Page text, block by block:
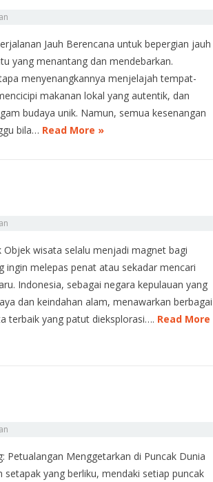
Jauh Berencana untuk bepergian jauh
yang menantang dan mendebarkan.
menyenangkannya menjelajah tempat-
makanan lokal yang autentik, dan
budaya unik. Namun, semua kesenangan
bila… Read More »
Objek wisata selalu menjadi magnet bagi
ingin melepas penat atau sekadar mencari
Indonesia, sebagai negara kepulauan yang
dan keindahan alam, menawarkan berbagai
terbaik yang patut dieksplorasi…. Read More
Petualangan Menggetarkan di Puncak Dunia
setapak yang berliku, mendaki setiap puncak